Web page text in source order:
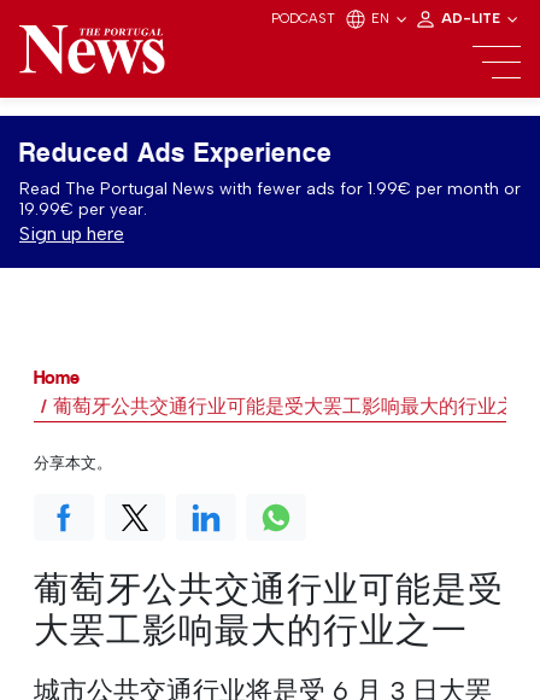
PODCAST EN AD-LITE
Reduced Ads Experience
Read The Portugal News with fewer ads for 1.99€ per month or
19.99€ per year.
Sign up here
Home
葡萄牙公共交通行业可能是受大罢工影响最大的行业之一
葡萄牙公共交通行业可能是受
大罢工影响最大的行业之一
城市公共交通行业将是受 6 月 3 日大罢
分享本文。